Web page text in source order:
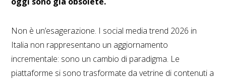
Non è un’esagerazione. I social media trend 2026 in
Italia non rappresentano un aggiornamento
incrementale: sono un cambio di paradigma. Le
piattaforme si sono trasformate da vetrine di contenuti a